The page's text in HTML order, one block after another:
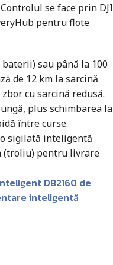
se face prin DJI
pentru flote
sau până la 100
de 12 km la sarcină
cu sarcină redusă.
plus schimbarea la
între curse.
sigilată inteligentă
(troliu) pentru livrare
DB2160 de
inteligentă